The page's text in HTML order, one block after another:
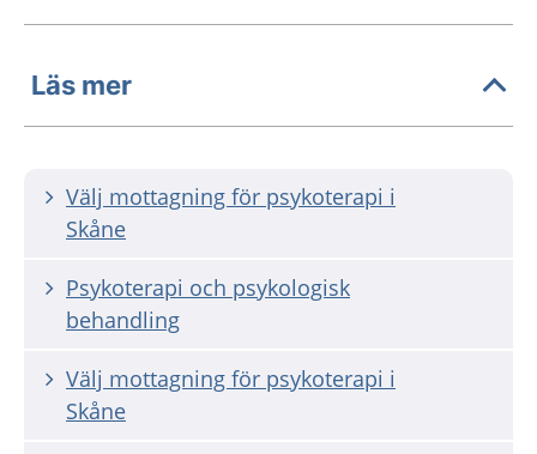
Läs mer
Välj mottagning för psykoterapi i
Skåne
Psykoterapi och psykologisk
behandling
Välj mottagning för psykoterapi i
Skåne